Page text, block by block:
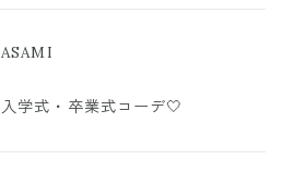
ASAMI
入学式・卒業式コーデ🤍